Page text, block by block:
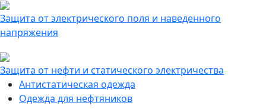
Защита от электрического поля и наведенного
напряжения
Защита от нефти и статического электричества
Антистатическая одежда
Одежда для нефтяников